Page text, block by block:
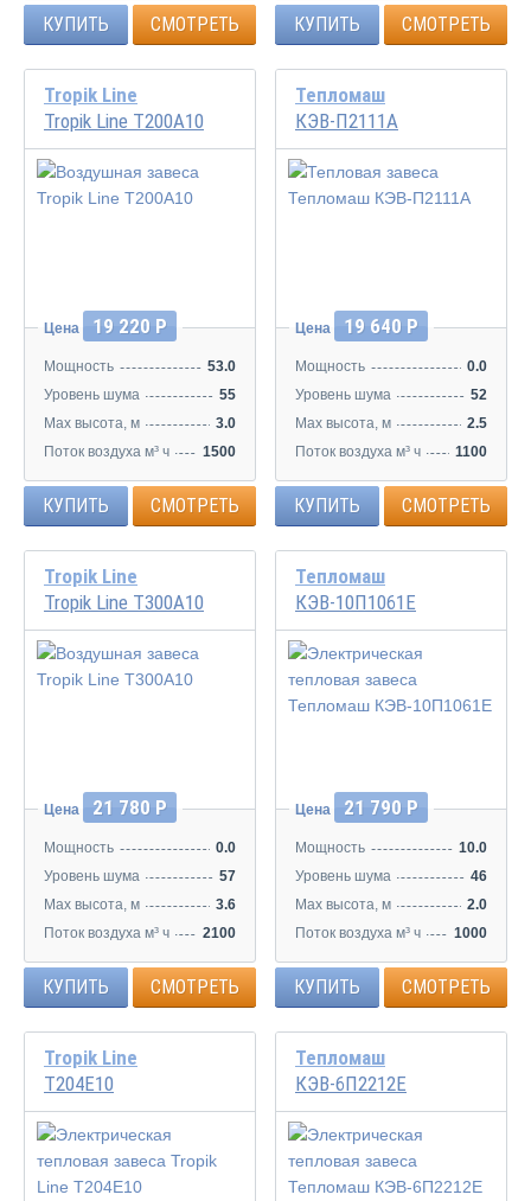
КУПИТЬ СМОТРЕТЬ КУПИТЬ СМОТРЕТЬ
Tropik Line
Tropik Line Т200А10
Цена 19 220 Р
Мощность
53.0
Уровень шума
55
Max высота, м
3.0
Поток воздуха м³ ч
1500
КУПИТЬ СМОТРЕТЬ
Тепломаш
КЭВ-П2111А
Цена 19 640 Р
Мощность
0.0
Уровень шума
52
Max высота, м
2.5
Поток воздуха м³ ч
1100
КУПИТЬ СМОТРЕТЬ
Tropik Line
Tropik Line Т300А10
Цена 21 780 Р
Мощность
0.0
Уровень шума
57
Max высота, м
3.6
Поток воздуха м³ ч
2100
КУПИТЬ СМОТРЕТЬ
Тепломаш
КЭВ-10П1061Е
Цена 21 790 Р
Мощность
10.0
Уровень шума
46
Max высота, м
2.0
Поток воздуха м³ ч
1000
КУПИТЬ СМОТРЕТЬ
Tropik Line
Т204Е10
Тепломаш
КЭВ-6П2212Е